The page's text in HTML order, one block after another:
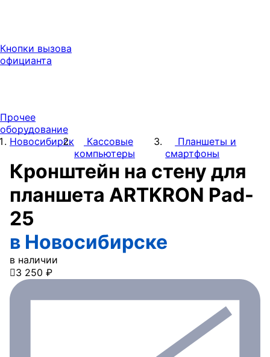
Кнопки вызова
официанта
Прочее
оборудование
Новосибирск
Кассовые
компьютеры
Планшеты и
смартфоны
Кронштейн на стену для
планшета ARTKRON Pad-
25
в Новосибирске
в наличии
3 250 ₽